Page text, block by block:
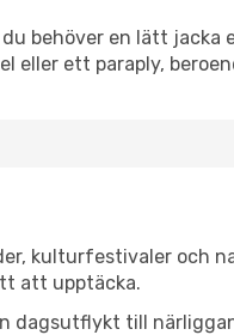
behöver en lätt
eller ett paraply,
kulturfestivaler och
att upptäcka.
dagsutflykt till